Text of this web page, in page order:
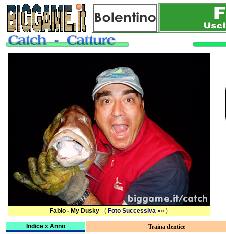
Indice x Anno Traina dentice
Fabio - My Dusky - ( Foto Successiva »» )